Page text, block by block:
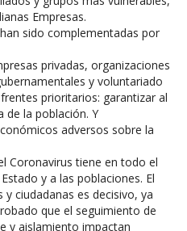
Empresas.
sido complementadas por
privadas, organizaciones
y voluntariado
prioritarios: garantizar al
de la población. Y
adversos sobre la
Coronavirus tiene en todo el
y a las poblaciones. El
ciudadanas es decisivo, ya
que el seguimiento de
y aislamiento impactan